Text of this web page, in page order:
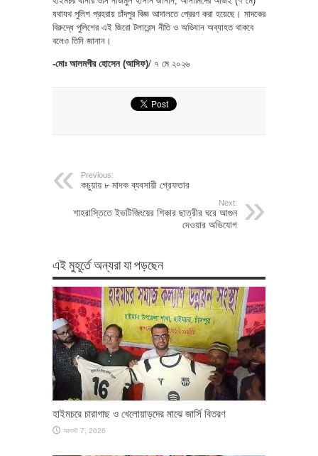
যথাযথ পুলিশ প্রহরায় চাঁদপুর বিজ্ঞ আদালতে প্রেরণ করা হয়েছে। মাদকের
বিরুদ্ধে পুলিশের এই জিরো টলারেন্স নীতি ও অভিযান অব্যাহত থাকবে
বলেও তিনি জানান।
-মোঃ আলমগীর হোসেন (আসিফ)/ ৭ মে ২০২৬
Previous:
কচুয়ায় ৮ মাদক ব্যবসায়ী গ্রেফতার
Next:
শাহরাস্তিতে ইভটিজিংয়ের শিকার ছাত্রীর ঘরে আগুন
দেওয়ার অভিযোগ
এই মুহূর্তে অন্যরা যা পড়ছেন
হাইমচরে চারাগাছ ও খেলোয়াড়দের মাঝে জার্সি বিতরণ
আগস্ট 7, 2026